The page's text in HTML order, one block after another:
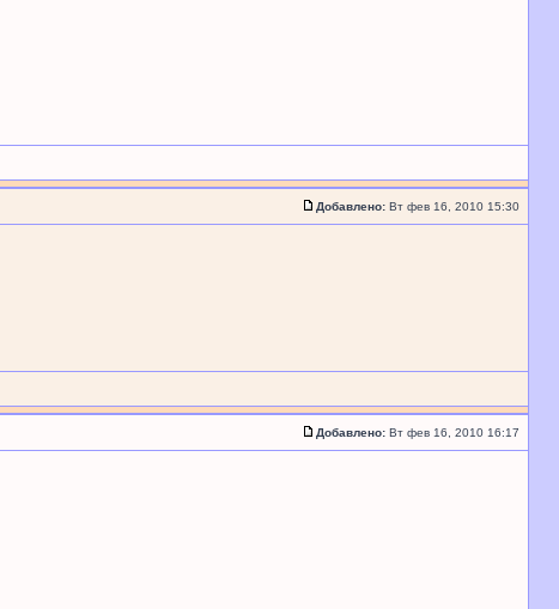
Добавлено: Вт фев 16, 2010 15:30
Добавлено: Вт фев 16, 2010 16:17